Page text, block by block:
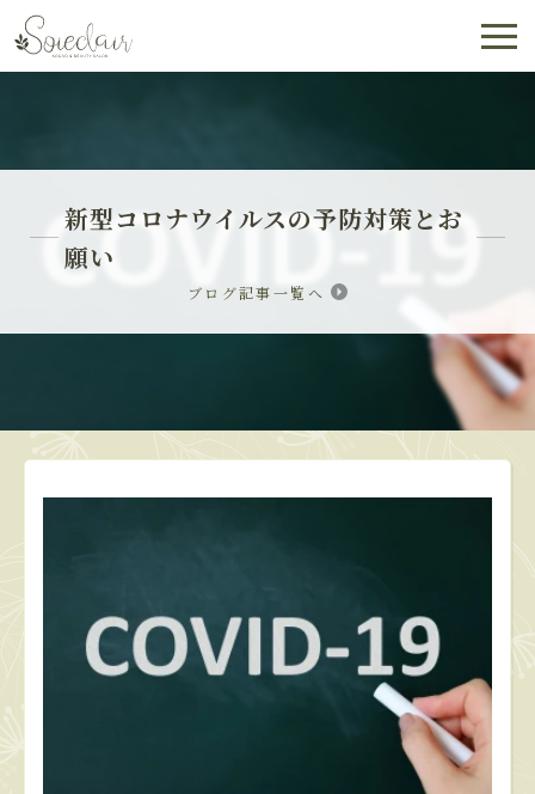
新型コロナウイルスの予防対策とお
願い
ブログ記事一覧へ